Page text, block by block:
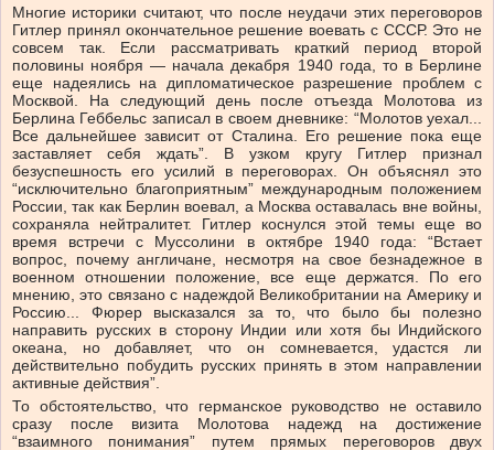
Многие историки считают, что после неудачи этих переговоров
Гитлер принял окончательное решение воевать с СССР. Это не
совсем так. Если рассматривать краткий период второй
половины ноября — начала декабря 1940 года, то в Берлине
еще надеялись на дипломатическое разрешение проблем с
Москвой. На следующий день после отъезда Молотова из
Берлина Геббельс записал в своем дневнике: “Молотов уехал...
Все дальнейшее зависит от Сталина. Его решение пока еще
заставляет себя ждать”. В узком кругу Гитлер признал
безуспешность его усилий в переговорах. Он объяснял это
“исключительно благоприятным” международным положением
России, так как Берлин воевал, а Москва оставалась вне войны,
сохраняла нейтралитет. Гитлер коснулся этой темы еще во
время встречи с Муссолини в октябре 1940 года: “Встает
вопрос, почему англичане, несмотря на свое безнадежное в
военном отношении положение, все еще держатся. По его
мнению, это связано с надеждой Великобритании на Америку и
Россию... Фюрер высказался за то, что было бы полезно
направить русских в сторону Индии или хотя бы Индийского
океана, но добавляет, что он сомневается, удастся ли
действительно побудить русских принять в этом направлении
активные действия”.
То обстоятельство, что германское руководство не оставило
сразу после визита Молотова надежд на достижение
“взаимного понимания” путем прямых переговоров двух